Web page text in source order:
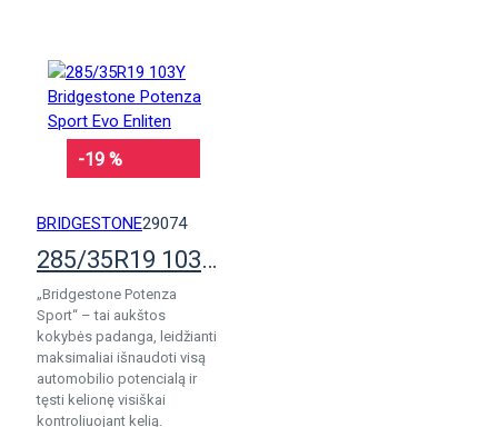
-19 %
BRIDGESTONE29074
285/35R19 103Y Bridgestone Potenza Sport Evo Enliten
„Bridgestone Potenza
Sport“ – tai aukštos
kokybės padanga, leidžianti
maksimaliai išnaudoti visą
automobilio potencialą ir
tęsti kelionę visiškai
kontroliuojant kelią.